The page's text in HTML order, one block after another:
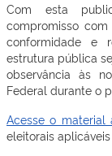
Com esta
compromisso
conformidade e
estrutura pública
observância às
Federal durante o
Acesse o material
eleitorais